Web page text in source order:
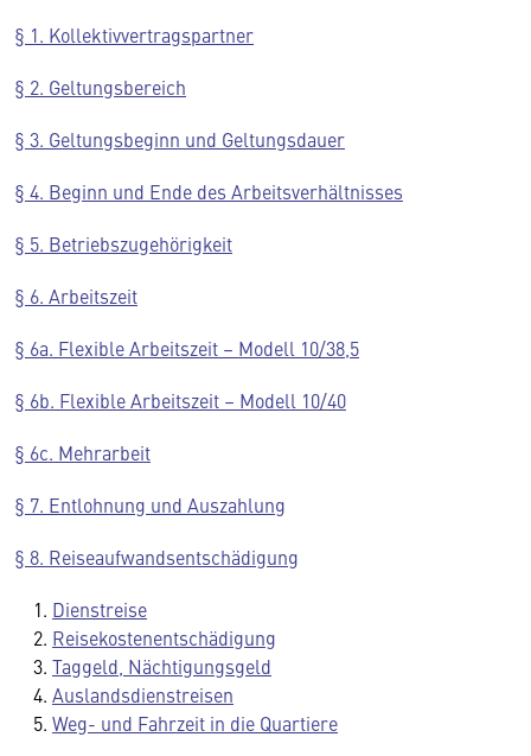
§ 1. Kollektivvertragspartner
§ 2. Geltungsbereich
§ 3. Geltungsbeginn und Geltungsdauer
§ 4. Beginn und Ende des Arbeitsverhältnisses
§ 5. Betriebszugehörigkeit
§ 6. Arbeitszeit
§ 6a. Flexible Arbeitszeit – Modell 10/38,5
§ 6b. Flexible Arbeitszeit – Modell 10/40
§ 6c. Mehrarbeit
§ 7. Entlohnung und Auszahlung
§ 8. Reiseaufwandsentschädigung
Dienstreise
Reisekostenentschädigung
Taggeld, Nächtigungsgeld
Auslandsdienstreisen
Weg- und Fahrzeit in die Quartiere